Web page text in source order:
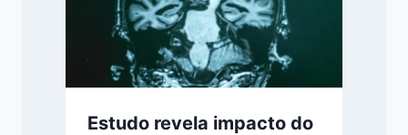
Estudo revela impacto do